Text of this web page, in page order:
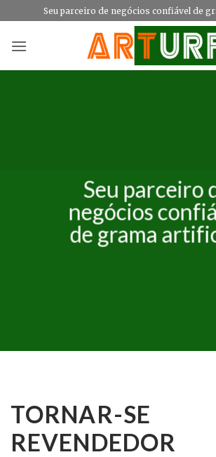
to
content
Seu parceiro de negócios confiável de
Seu parceiro
negócios
de grama
TORNAR-SE
REVENDEDOR